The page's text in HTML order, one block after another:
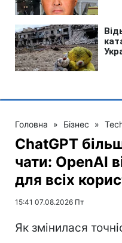
Головна » Бізнес »
ChatGPT
чати: OpenAI
для всіх
15:41 07.08.2026 Пт
Як змінилася